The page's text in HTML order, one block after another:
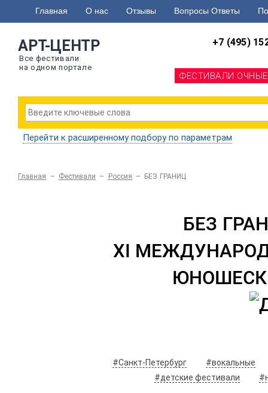
Главная О нас Отзывы Вопросы Ответы
АРТ-ЦЕНТР
Все фестивали
на одном портале
+7 (495)
ФЕСТИВАЛИ ОЧНЫЕ
Перейти к расширенному подбору по параметрам
Главная – Фестивали – Россия – БЕЗ ГРАНИЦ
БЕЗ
XI
#Санкт-Петербург
#вокальные
#детские фестивали